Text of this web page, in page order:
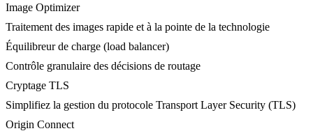
Image Optimizer
Traitement des images rapide et à la pointe de la technologie
Équilibreur de charge (load balancer)
Contrôle granulaire des décisions de routage
Cryptage TLS
Simplifiez la gestion du protocole Transport Layer Security (TLS)
Origin Connect